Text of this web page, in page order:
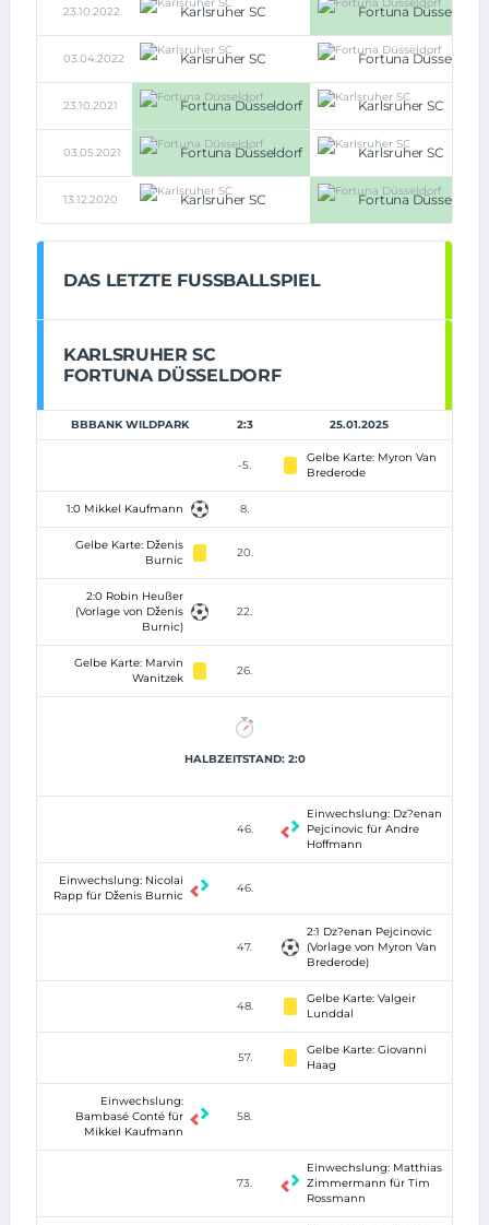
23.10.2022 Karlsruher SC Fortuna Düsseldorf
03.04.2022 Karlsruher SC Fortuna Düsseldorf
23.10.2021 Fortuna Düsseldorf Karlsruher SC
03.05.2021 Fortuna Düsseldorf Karlsruher SC
13.12.2020 Karlsruher SC Fortuna Düsseldorf
DAS LETZTE FUSSBALLSPIEL
KARLSRUHER SC
FORTUNA DÜSSELDORF
BBBANK WILDPARK 2:3 25.01.2025
-5.
Gelbe Karte: Myron Van
Brederode
1:0 Mikkel Kaufmann 8.
Gelbe Karte: Dženis
Burnic
20.
2:0 Robin Heußer
(Vorlage von Dženis
Burnic)
22.
Gelbe Karte: Marvin
Wanitzek
26.
HALBZEITSTAND: 2:0
46.
Einwechslung: Dz?enan
Pejcinovic für Andre
Hoffmann
Einwechslung: Nicolai
Rapp für Dženis Burnic
46.
47.
2:1 Dz?enan Pejcinovic
(Vorlage von Myron Van
Brederode)
48.
Gelbe Karte: Valgeir
Lunddal
57.
Gelbe Karte: Giovanni
Haag
Einwechslung:
Bambasé Conté für
Mikkel Kaufmann
58.
73.
Einwechslung: Matthias
Zimmermann für Tim
Rossmann